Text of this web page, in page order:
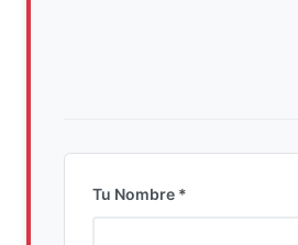
Tu Nombre *